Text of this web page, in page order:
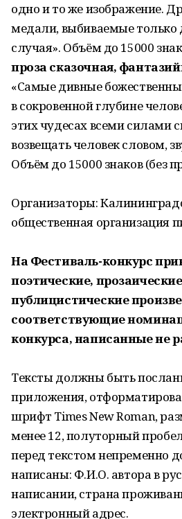
одно и то же изображение.
медали, выбиваемые только
случая». Объём до 15000
проза сказочная,
«Самые дивные
в сокровенной глубине
этих чудесах всеми силами
возвещать человек словом,
Объём до 15000 знаков (без
Организаторы:
общественная организация
На Фестиваль-конкурс
поэтические,
публицистические
соответствующие
конкурса, написанные не
Тексты должны быть
приложения,
шрифт Times New Roman,
менее 12, полуторный
перед текстом непременно
написаны: Ф.И.О. автора в
написании, страна
электронный адрес.